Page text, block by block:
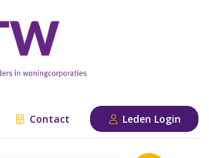
Contact Leden Login